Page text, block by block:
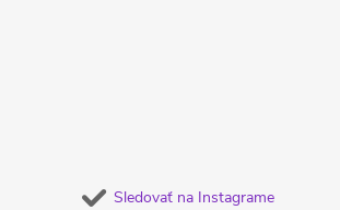
Sledovať na Instagrame